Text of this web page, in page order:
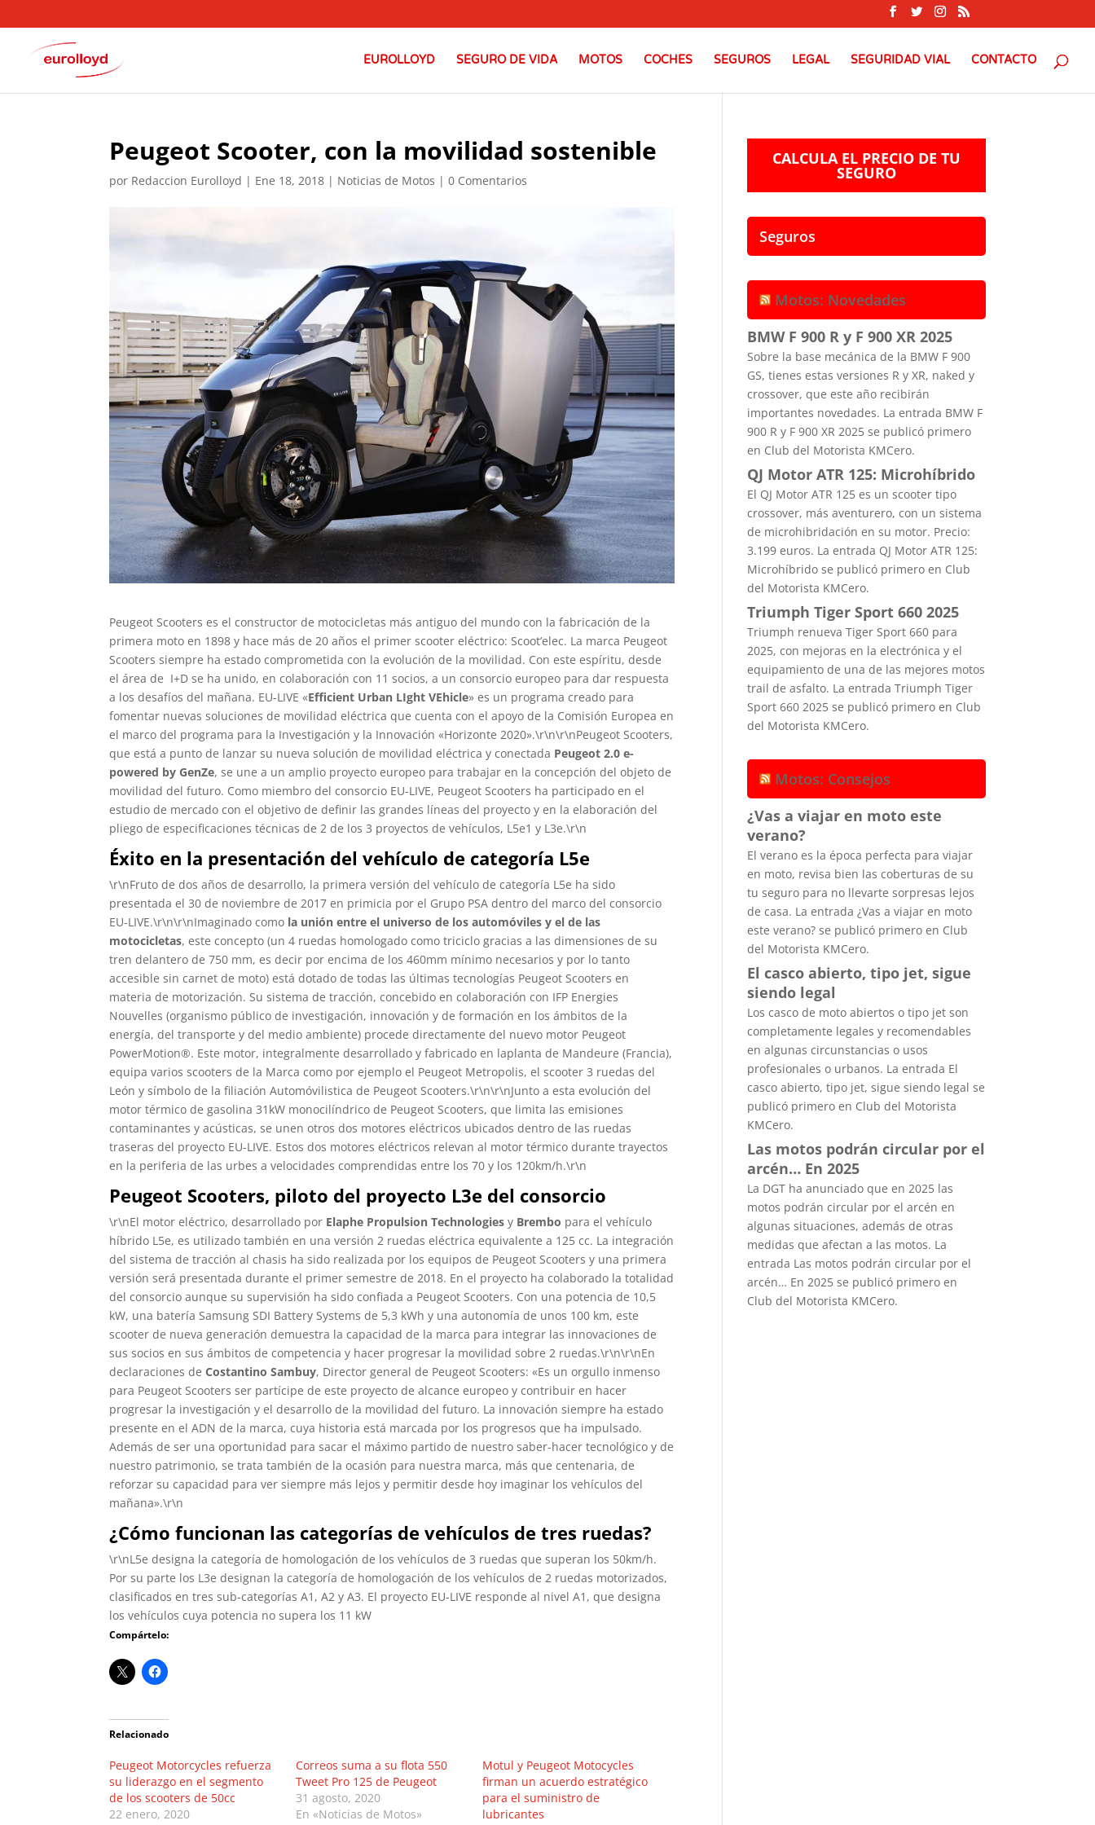
EUROLLOYD SEGURO DE VIDA MOTOS COCHES SEGUROS LEGAL SEGURIDAD VIAL CONTACTO
Peugeot Scooter, con la movilidad sostenible
por Redaccion Eurolloyd | Ene 18, 2018 | Noticias de Motos |0 Comentarios
Peugeot Scooters es el constructor de motocicletas más antiguo del mundo con la fabricación de la
primera moto en 1898 y hace más de 20 años el primer scooter eléctrico: Scoot’elec. La marca Peugeot
Scooters siempre ha estado comprometida con la evolución de la movilidad. Con este espíritu, desde
el área de I+D se ha unido, en colaboración con 11 socios, a un consorcio europeo para dar respuesta
a los desafíos del mañana. EU-LIVE «Efficient Urban LIght VEhicle» es un programa creado para
fomentar nuevas soluciones de movilidad eléctrica que cuenta con el apoyo de la Comisión Europea en
el marco del programa para la Investigación y la Innovación «Horizonte 2020».\r\n\r\nPeugeot Scooters,
que está a punto de lanzar su nueva solución de movilidad eléctrica y conectada Peugeot 2.0 e-
powered by GenZe, se une a un amplio proyecto europeo para trabajar en la concepción del objeto de
movilidad del futuro. Como miembro del consorcio EU-LIVE, Peugeot Scooters ha participado en el
estudio de mercado con el objetivo de definir las grandes líneas del proyecto y en la elaboración del
pliego de especificaciones técnicas de 2 de los 3 proyectos de vehículos, L5e1 y L3e.\r\n
Éxito en la presentación del vehículo de categoría L5e
\r\nFruto de dos años de desarrollo, la primera versión del vehículo de categoría L5e ha sido
presentada el 30 de noviembre de 2017 en primicia por el Grupo PSA dentro del marco del consorcio
EU-LIVE.\r\n\r\nImaginado como la unión entre el universo de los automóviles y el de las
motocicletas, este concepto (un 4 ruedas homologado como triciclo gracias a las dimensiones de su
tren delantero de 750 mm, es decir por encima de los 460mm mínimo necesarios y por lo tanto
accesible sin carnet de moto) está dotado de todas las últimas tecnologías Peugeot Scooters en
materia de motorización. Su sistema de tracción, concebido en colaboración con IFP Energies
Nouvelles (organismo público de investigación, innovación y de formación en los ámbitos de la
energía, del transporte y del medio ambiente) procede directamente del nuevo motor Peugeot
PowerMotion®. Este motor, integralmente desarrollado y fabricado en laplanta de Mandeure (Francia),
equipa varios scooters de la Marca como por ejemplo el Peugeot Metropolis, el scooter 3 ruedas del
León y símbolo de la filiación Automóvilistica de Peugeot Scooters.\r\n\r\nJunto a esta evolución del
motor térmico de gasolina 31kW monocilíndrico de Peugeot Scooters, que limita las emisiones
contaminantes y acústicas, se unen otros dos motores eléctricos ubicados dentro de las ruedas
traseras del proyecto EU-LIVE. Estos dos motores eléctricos relevan al motor térmico durante trayectos
en la periferia de las urbes a velocidades comprendidas entre los 70 y los 120km/h.\r\n
Peugeot Scooters, piloto del proyecto L3e del consorcio
\r\nEl motor eléctrico, desarrollado por Elaphe Propulsion Technologies y Brembo para el vehículo
híbrido L5e, es utilizado también en una versión 2 ruedas eléctrica equivalente a 125 cc. La integración
del sistema de tracción al chasis ha sido realizada por los equipos de Peugeot Scooters y una primera
versión será presentada durante el primer semestre de 2018. En el proyecto ha colaborado la totalidad
del consorcio aunque su supervisión ha sido confiada a Peugeot Scooters. Con una potencia de 10,5
kW, una batería Samsung SDI Battery Systems de 5,3 kWh y una autonomía de unos 100 km, este
scooter de nueva generación demuestra la capacidad de la marca para integrar las innovaciones de
sus socios en sus ámbitos de competencia y hacer progresar la movilidad sobre 2 ruedas.\r\n\r\nEn
declaraciones deCostantino Sambuy, Director general de Peugeot Scooters: «Es un orgullo inmenso
para Peugeot Scooters ser partícipe de este proyecto de alcance europeo y contribuir en hacer
progresar la investigación y el desarrollo de la movilidad del futuro. La innovación siempre ha estado
presente en el ADN de la marca, cuya historia está marcada por los progresos que ha impulsado.
Además de ser una oportunidad para sacar el máximo partido de nuestro saber-hacer tecnológico y de
nuestro patrimonio, se trata también de la ocasión para nuestra marca, más que centenaria, de
reforzar su capacidad para ver siempre más lejos y permitir desde hoy imaginar los vehículos del
mañana».\r\n
¿Cómo funcionan las categorías de vehículos de tres ruedas?
\r\nL5e designa la categoría de homologación de los vehículos de 3 ruedas que superan los 50km/h.
Por su parte los L3e designan la categoría de homologación de los vehículos de 2 ruedas motorizados,
clasificados en tres sub-categorías A1, A2 y A3. El proyecto EU-LIVE responde al nivel A1, que designa
los vehículos cuya potencia no supera los 11 kW
Compártelo:
Relacionado
Peugeot Motorcycles refuerza
su liderazgo en el segmento
de los scooters de 50cc
22 enero, 2020
Correos suma a su flota 550
Tweet Pro 125 de Peugeot
31 agosto, 2020
En «Noticias de Motos»
Motul y Peugeot Motocycles
firman un acuerdo estratégico
para el suministro de
lubricantes
CALCULA EL PRECIO DE TU
SEGURO
Seguros
Motos: Novedades
BMW F 900 R y F 900 XR 2025
Sobre la base mecánica de la BMW F 900
GS, tienes estas versiones R y XR, naked y
crossover, que este año recibirán
importantes novedades. La entrada BMW F
900 R y F 900 XR 2025 se publicó primero
en Club del Motorista KMCero.
QJ Motor ATR 125: Microhíbrido
El QJ Motor ATR 125 es un scooter tipo
crossover, más aventurero, con un sistema
de microhibridación en su motor. Precio:
3.199 euros. La entrada QJ Motor ATR 125:
Microhíbrido se publicó primero en Club
del Motorista KMCero.
Triumph Tiger Sport 660 2025
Triumph renueva Tiger Sport 660 para
2025, con mejoras en la electrónica y el
equipamiento de una de las mejores motos
trail de asfalto. La entrada Triumph Tiger
Sport 660 2025 se publicó primero en Club
del Motorista KMCero.
Motos: Consejos
¿Vas a viajar en moto este
verano?
El verano es la época perfecta para viajar
en moto, revisa bien las coberturas de su
tu seguro para no llevarte sorpresas lejos
de casa. La entrada ¿Vas a viajar en moto
este verano? se publicó primero en Club
del Motorista KMCero.
El casco abierto, tipo jet, sigue
siendo legal
Los casco de moto abiertos o tipo jet son
completamente legales y recomendables
en algunas circunstancias o usos
profesionales o urbanos. La entrada El
casco abierto, tipo jet, sigue siendo legal se
publicó primero en Club del Motorista
KMCero.
Las motos podrán circular por el
arcén… En 2025
La DGT ha anunciado que en 2025 las
motos podrán circular por el arcén en
algunas situaciones, además de otras
medidas que afectan a las motos. La
entrada Las motos podrán circular por el
arcén… En 2025 se publicó primero en
Club del Motorista KMCero.